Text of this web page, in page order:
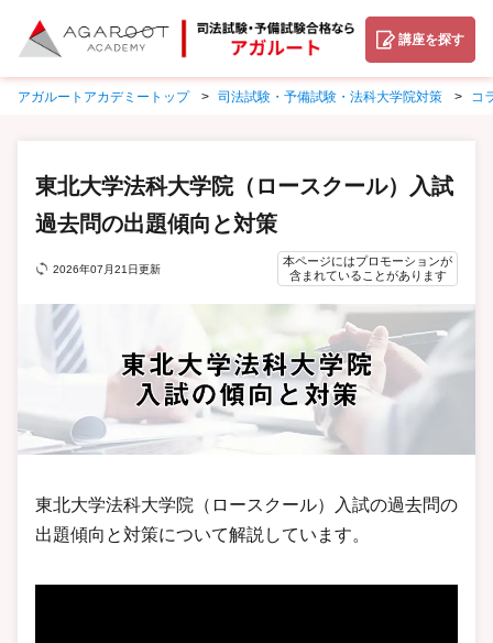
講座を探す
アガルートアカデミートップ 司法試験・予備試験・法科大学院対策 コ
東北大学法科大学院（ロースクール）入試
過去問の出題傾向と対策
2026年07月21日更新
本ページにはプロモーションが
含まれていることがあります
東北大学法科大学院（ロースクール）入試の過去問の
出題傾向と対策について解説しています。